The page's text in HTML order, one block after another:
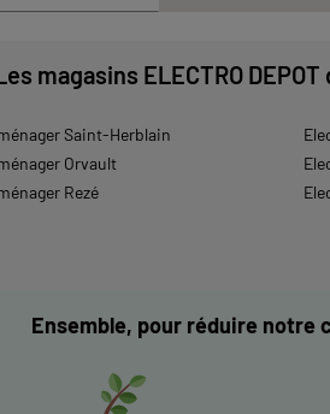
magasins ELECTRO
Saint-Herblain
Orvault
Rezé
Ensemble, pour réduire notre